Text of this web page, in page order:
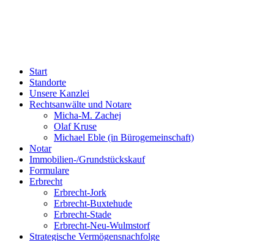
Start
Standorte
Unsere Kanzlei
Rechtsanwälte und Notare
Micha-M. Zachej
Olaf Kruse
Michael Eble (in Bürogemeinschaft)
Notar
Immobilien-/Grundstückskauf
Formulare
Erbrecht
Erbrecht-Jork
Erbrecht-Buxtehude
Erbrecht-Stade
Erbrecht-Neu-Wulmstorf
Strategische Vermögensnachfolge